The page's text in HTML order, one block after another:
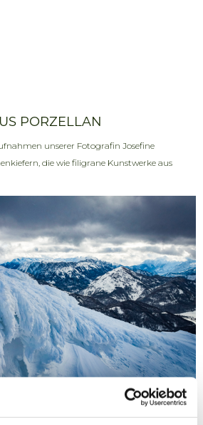
PORZELLAN
unserer Fotografin Josefine
die wie filigrane Kunstwerke aus
WETTER